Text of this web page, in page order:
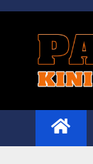
Skip